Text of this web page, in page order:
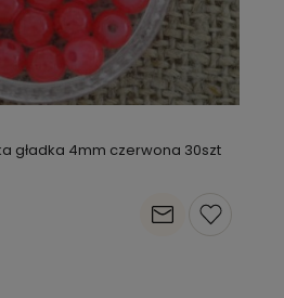
gładka 4mm czerwona 30szt